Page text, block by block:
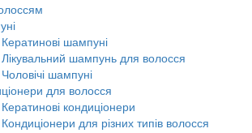
Кератинові шампуні
Лікувальний шампунь для волосся
Чоловічі шампуні
для волосся
Кератинові кондиціонери
Кондиціонери для різних типів волосся